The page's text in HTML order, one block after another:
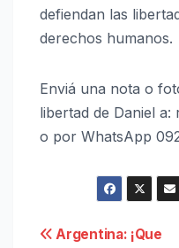
defiendan las
derechos humanos.
Enviá una nota o
libertad de Daniel a:
o por WhatsApp
Navegación
Argentina: ¡Que